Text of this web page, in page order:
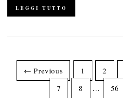
LEGGI TUTTO
← Previous 1 2
7
8 … 56